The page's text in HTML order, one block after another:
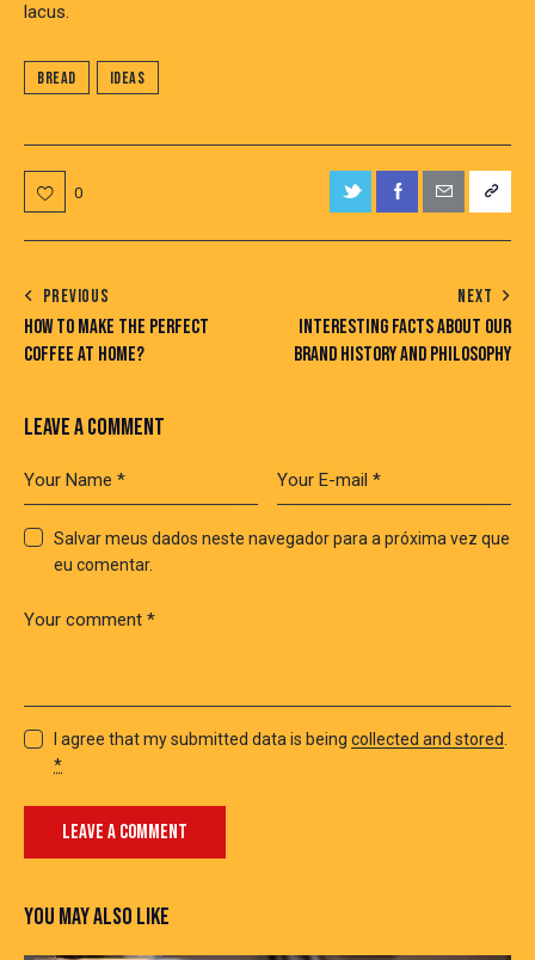
lacus.
Bread Ideas
0
PREVIOUS
HOW TO MAKE THE PERFECT
COFFEE AT HOME?
NEXT
INTERESTING FACTS ABOUT OUR
BRAND HISTORY AND PHILOSOPHY
LEAVE A COMMENT
Salvar meus dados neste navegador para a próxima vez que
eu comentar.
I agree that my submitted data is beingcollected and stored
*
YOU MAY ALSO LIKE